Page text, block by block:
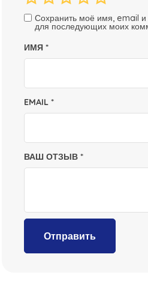
ВАШ ОТЗЫВ *
ИМЯ *
EMAIL *
Сохранить моё имя, email и
для последующих моих